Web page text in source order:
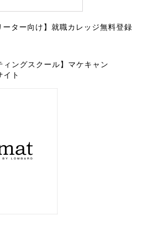
ーター向け】就職カレッジ無料登録
ィングスクール】マケキャン
ト